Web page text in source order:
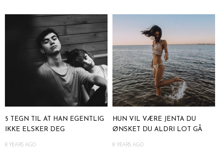
5 TEGN TIL AT HAN EGENTLIG
IKKE ELSKER DEG
8 YEARS AGO
HUN VIL VÆRE JENTA DU
ØNSKET DU ALDRI LOT GÅ
8 YEARS AGO